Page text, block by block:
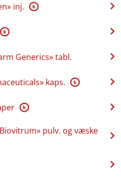
inj. K
K
Generics» tabl.
kaps. K
K
pulv. og væske